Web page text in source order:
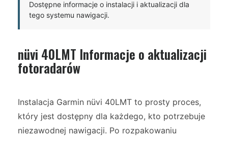
Dostępne informacje o instalacji i aktualizacji dla
tego systemu nawigacji.
nüvi 40LMT Informacje o aktualizacji
fotoradarów
Instalacja Garmin nüvi 40LMT to prosty proces,
który jest dostępny dla każdego, kto potrzebuje
niezawodnej nawigacji. Po rozpakowaniu